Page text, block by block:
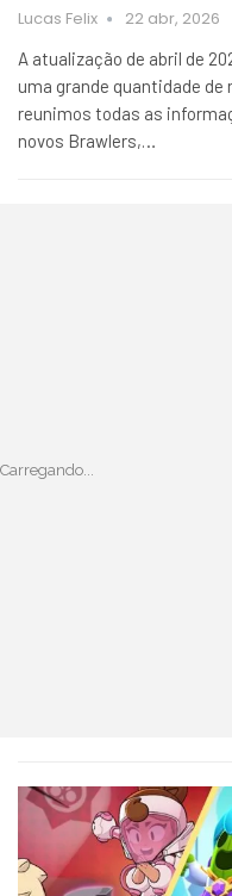
Lucas Felix 22 abr, 2026
A atualização de abril de
uma grande quantidade de
reunimos todas as
novos Brawlers,…
Carregando...